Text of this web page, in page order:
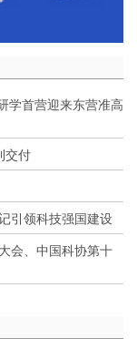
学首营迎来东营准高
交付
引领科技强国建设
会、中国科协第十